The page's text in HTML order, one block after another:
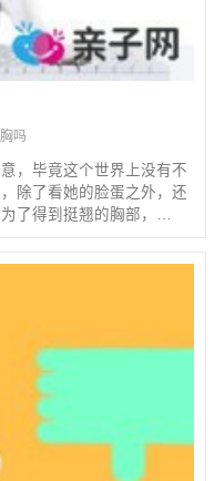
吗
，毕竟这个世界上没有不
除了看她的脸蛋之外，还
了得到挺翘的胸部，…